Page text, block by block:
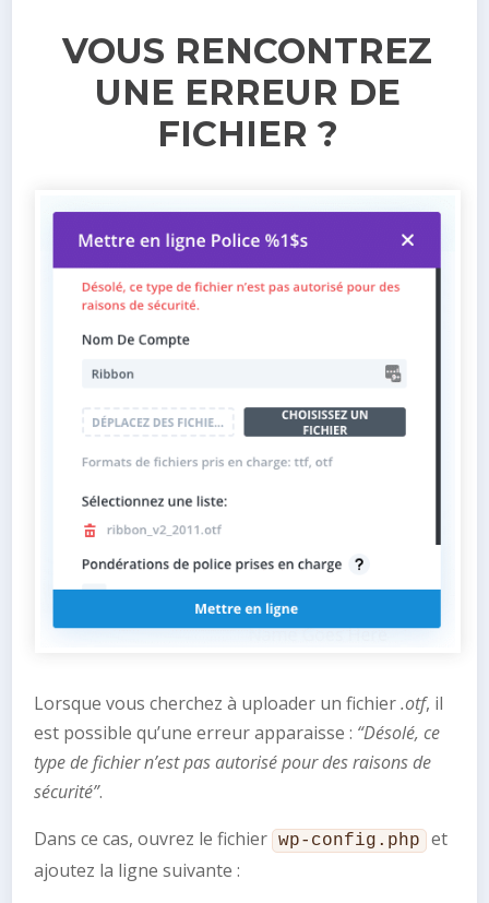
VOUS RENCONTREZ
UNE ERREUR DE
FICHIER ?
Lorsque vous cherchez à uploader un fichier.otf, il
est possible qu’une erreur apparaisse : “Désolé, ce
type de fichier n’est pas autorisé pour des raisons de
sécurité”.
Dans ce cas, ouvrez le fichier wp-config.php
et
ajoutez la ligne suivante :